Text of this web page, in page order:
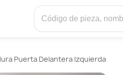
Puerta Delantera Izquierda